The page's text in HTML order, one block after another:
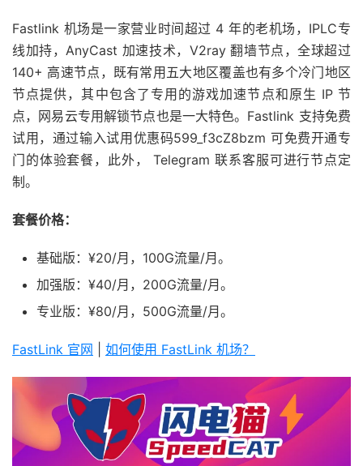
Fastlink 机场是一家营业时间超过 4 年的老机场，IPLC专
线加持，AnyCast 加速技术，V2ray 翻墙节点，全球超过
140+ 高速节点，既有常用五大地区覆盖也有多个冷门地区
节点提供，其中包含了专用的游戏加速节点和原生 IP 节
点，网易云专用解锁节点也是一大特色。Fastlink 支持免费
试用，通过输入试用优惠码599_f3cZ8bzm 可免费开通专
门的体验套餐，此外， Telegram 联系客服可进行节点定
制。
套餐价格：
基础版：¥20/月，100G流量/月。
加强版：¥40/月，200G流量/月。
专业版：¥80/月，500G流量/月。
FastLink 官网 如何使用 FastLink 机场？